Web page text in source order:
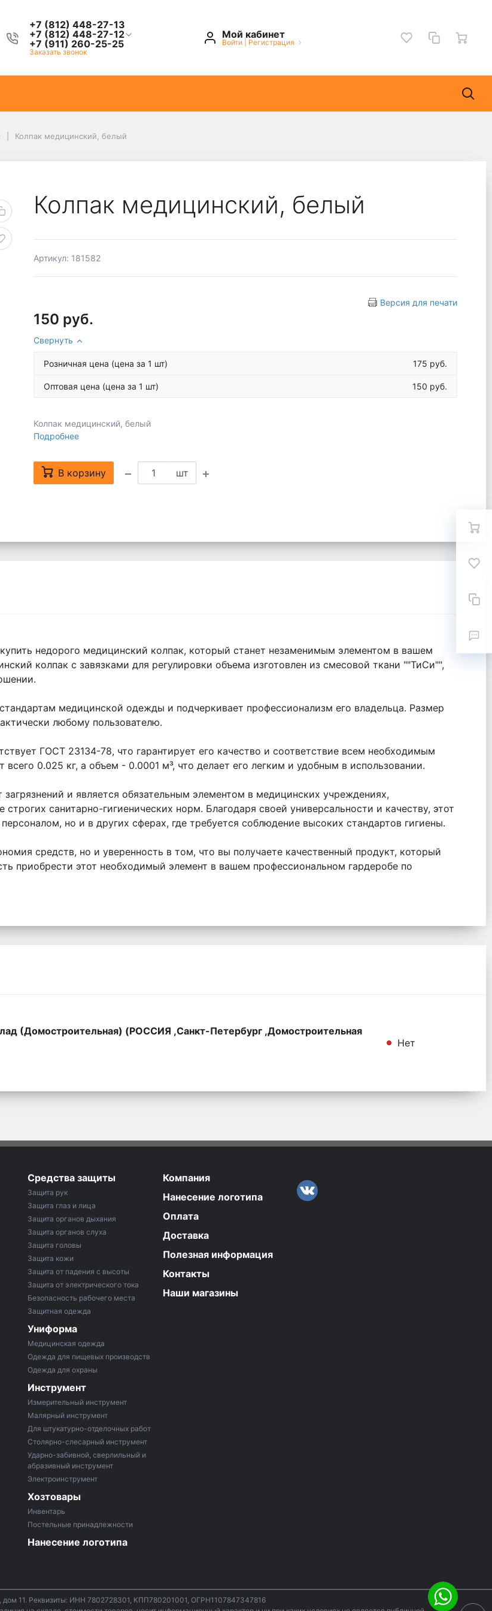
+7 (812) 448-27-13
+7 (812) 448-27-12
+7 (911) 260-25-25
Заказать звонок
Мой кабинет
Войти Регистрация
Колпак медицинский, белый
Колпак медицинский, белый
Артикул: 181582
Версия для печати
150 руб.
Свернуть
Розничная цена (цена за 1 шт) 175 руб.
Оптовая цена (цена за 1 шт) 150 руб.
Колпак медицинский, белый
Подробнее
В корзину шт
недорого медицинский колпак, который станет незаменимым элементом в вашем
колпак с завязками для регулировки объема изготовлен из смесовой ткани ""ТиСи"",
медицинской одежды и подчеркивает профессионализм его владельца. Размер
любому пользователю.
ГОСТ 23134-78, что гарантирует его качество и соответствие всем необходимым
всего 0.025 кг, а объем - 0.0001 м³, что делает его легким и удобным в использовании.
и является обязательным элементом в медицинских учреждениях,
санитарно-гигиенических норм. Благодаря своей универсальности и качеству, этот
но и в других сферах, где требуется соблюдение высоких стандартов гигиены.
средств, но и уверенность в том, что вы получаете качественный продукт, который
приобрести этот необходимый элемент в вашем профессиональном гардеробе по
(Домостроительная) (РОССИЯ ,Санкт-Петербург ,Домостроительная
Нет
Средства защиты
Защита рук
Защита глаз и лица
Защита органов дыхания
Защита органов слуха
Защита головы
Защита кожи
Защита от падения с высоты
Защита от электрического тока
Безопасность рабочего места
Защитная одежда
Униформа
Медицинская одежда
Одежда для пищевых производств
Одежда для охраны
Инструмент
Измерительный инструмент
Малярный инструмент
Для штукатурно-отделочных работ
Столярно-слесарный инструмент
Ударно-забивной, сверлильный и
абразивный инструмент
Электроинструмент
Хозтовары
Инвентарь
Постельные принадлежности
Нанесение логотипа
Компания
Нанесение логотипа
Оплата
Доставка
Полезная информация
Контакты
Наши магазины
11. Реквизиты: ИНН 7802728301, КПП780201001, ОГРН1107847347816